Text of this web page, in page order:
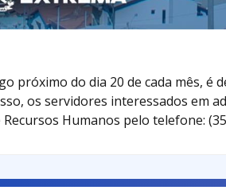
próximo do dia 20 de cada mês, é
os servidores interessados em
Humanos pelo telefone: